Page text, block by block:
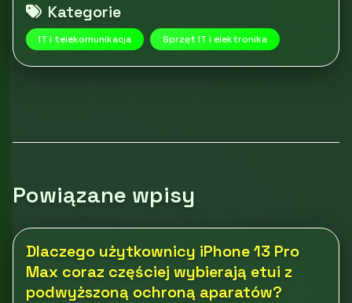
Kategorie
IT i telekomunikacja Sprzęt IT i elektronika
Powiązane wpisy
Dlaczego użytkownicy iPhone 13 Pro
Max coraz częściej wybierają etui z
podwyższoną ochroną aparatów?